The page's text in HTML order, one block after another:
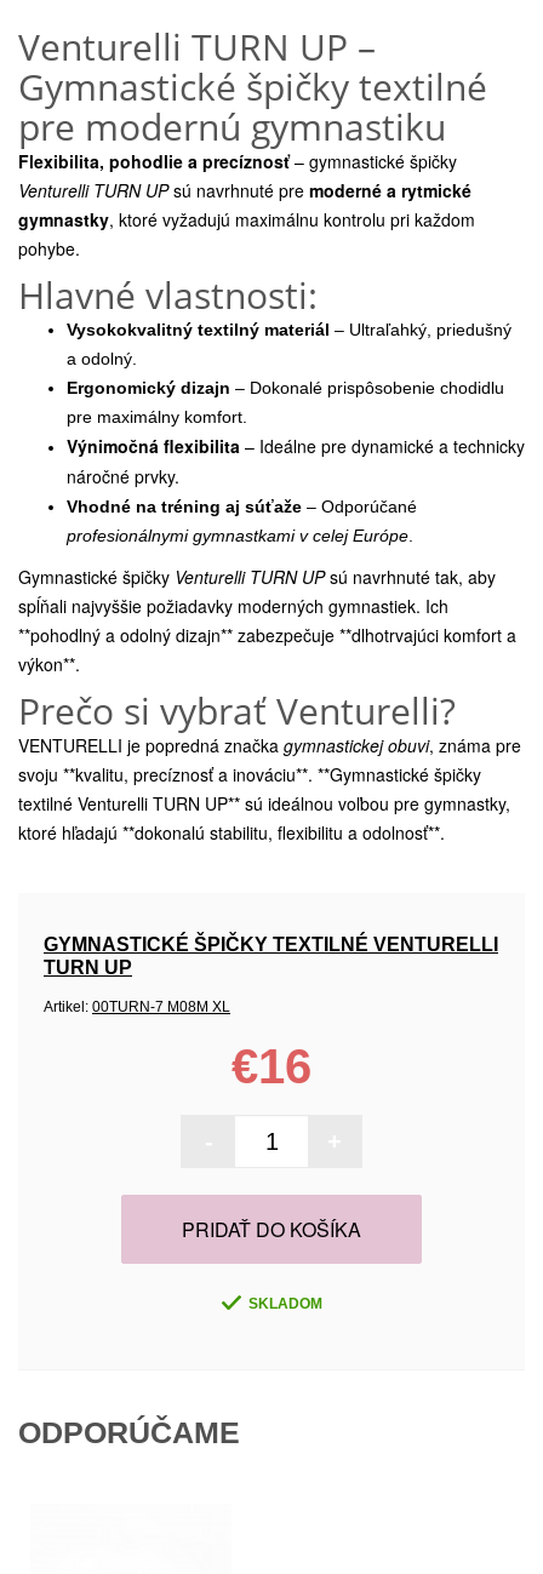
Venturelli TURN UP –
Gymnastické špičky textilné
pre modernú gymnastiku
Flexibilita, pohodlie a precíznosť– gymnastické špičky
Venturelli TURN UPsú navrhnuté pre moderné a rytmické
gymnastky, ktoré vyžadujú maximálnu kontrolu pri každom
pohybe.
Hlavné vlastnosti:
Vysokokvalitný textilný materiál – Ultraľahký, priedušný
a odolný.
Ergonomický dizajn – Dokonalé prispôsobenie chodidlu
pre maximálny komfort.
Výnimočná flexibilita – Ideálne pre dynamické a technicky
náročné prvky.
Vhodné na tréning aj súťaže – Odporúčané
profesionálnymi gymnastkami v celej Európe
Gymnastické špičky Venturelli TURN UPsú navrhnuté tak, aby
spĺňali najvyššie požiadavky moderných gymnastiek. Ich
**pohodlný a odolný dizajn** zabezpečuje **dlhotrvajúci komfort a
výkon**.
Prečo si vybrať Venturelli?
VENTURELLI je popredná značka gymnastickej obuvi, známa pre
svoju **kvalitu, precíznosť a inováciu**. **Gymnastické špičky
textilné Venturelli TURN UP** sú ideálnou voľbou pre gymnastky,
ktoré hľadajú **dokonalú stabilitu, flexibilitu a odolnosť**.
GYMNASTICKÉ ŠPIČKY TEXTILNÉ VENTURELLI
TURN UP
Artikel: 00TURN-7 M08M XL
€16
PRIDAŤ DO KOŠÍKA
SKLADOM
ODPORÚČAME